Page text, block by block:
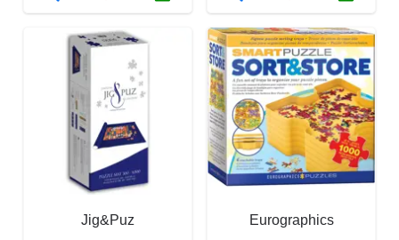
Jig&Puz
Eurographics